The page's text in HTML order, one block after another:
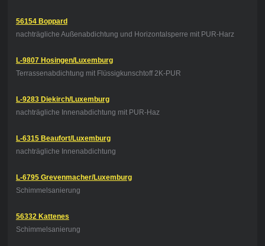
56154 Boppard
nachträgliche Außenabdichtung und Horizontalsperre mit PUR-Harz
L-9807 Hosingen/Luxemburg
Terrassenabdichtung mit Flüssigkunschtoff 2K-PUR
L-9283 Diekirch/Luxemburg
nachträgliche Innenabdichtung mit PUR-Haz
L-6315 Beaufort/Luxemburg
nachträgliche Innenabdichtung
L-6795 Grevenmacher/Luxemburg
Schimmelsanierung
56332 Kattenes
Schimmelsanierung